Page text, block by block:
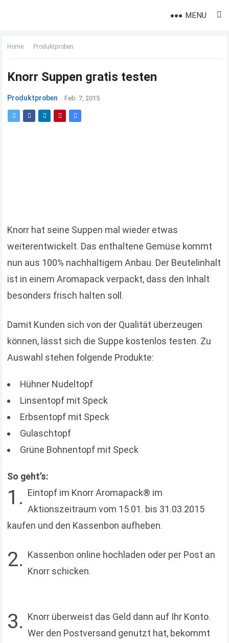
MENU
Home Produktproben
Knorr Suppen gratis testen
Produktproben Feb. 7, 2015
Knorr hat seine Suppen mal wieder etwas
weiterentwickelt. Das enthaltene Gemüse kommt
nun aus 100% nachhaltigem Anbau. Der Beutelinhalt
ist in einem Aromapack verpackt, dass den Inhalt
besonders frisch halten soll.
Damit Kunden sich von der Qualität überzeugen
können, lässt sich die Suppe kostenlos testen. Zu
Auswahl stehen folgende Produkte:
Hühner Nudeltopf
Linsentopf mit Speck
Erbsentopf mit Speck
Gulaschtopf
Grüne Bohnentopf mit Speck
So geht’s:
1. Eintopf im Knorr Aromapack® im
Aktionszeitraum vom 15.01. bis 31.03.2015
kaufen und den Kassenbon aufheben.
2. Kassenbon online hochladen oder per Post an
Knorr schicken.
3. Knorr überweist das Geld dann auf Ihr Konto.
Wer den Postversand genutzt hat, bekommt